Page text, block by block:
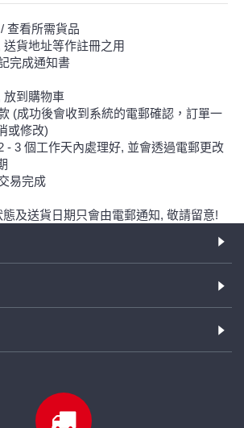
查看所需貨品
貨地址等作註冊之用
完成通知書
放到購物車
(成功後會收到系統的電郵確認，訂單一
或修改)
3 個工作天內處理好, 並會透過電郵更改
易完成
及送貨日期只會由電郵通知, 敬請留意!